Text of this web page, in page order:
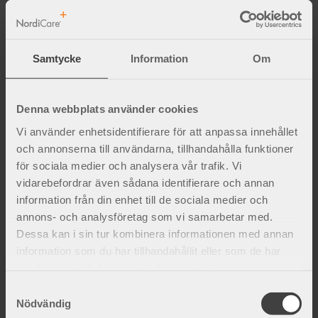
Samtycke Information Om
Denna webbplats använder cookies
Vi använder enhetsidentifierare för att anpassa innehållet
och annonserna till användarna, tillhandahålla funktioner
för sociala medier och analysera vår trafik. Vi
vidarebefordrar även sådana identifierare och annan
information från din enhet till de sociala medier och
annons- och analysföretag som vi samarbetar med.
Dessa kan i sin tur kombinera informationen med annan
information som du har tillhandahållit eller som de har
Nödvändig
vitalkapaciteten, FVC, och den maximala volym
FEV1, uppmättes samtidigt som PEF. Smärta
mättes med VAS dagen före operation och
1-5. Även The Ventral Hernia Pain
Questionnaire (VHPQ) besvarades dagen före
operation samt dag 5 postoperativt. Det
intraabdominella trycket mättes via kateter i
urinblåsan hos de patienter som erhållit
epiduralanestesi. Läkningsförmågan
utvärderades med hjälp av fotografier.
Båda grupperna visar på signifikant nedgång i